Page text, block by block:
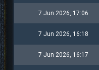
7 Jun 2026, 17:06
7 Jun 2026, 16:18
7 Jun 2026, 16:17